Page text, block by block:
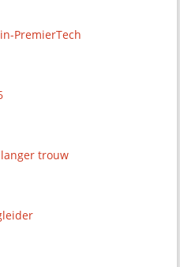
PremierTech
trouw